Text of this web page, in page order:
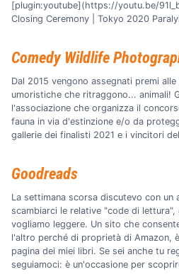
[plugin:youtube](https://youtu.be/
Closing Ceremony | Tokyo 2020
Comedy Wildlife
Dal 2015 vengono assegnati premi
umoristiche che ritraggono... animali!
l'associazione che organizza il
fauna in via d'estinzione e/o da
gallerie dei finalisti 2021 e i vincitori
Goodreads
La settimana scorsa discutevo con un
scambiarci le relative "code di
vogliamo leggere. Un sito che
l'altro perché di proprietà di Amazon, è
pagina dei miei libri. Se sei anche tu
seguiamoci: è un'occasione per